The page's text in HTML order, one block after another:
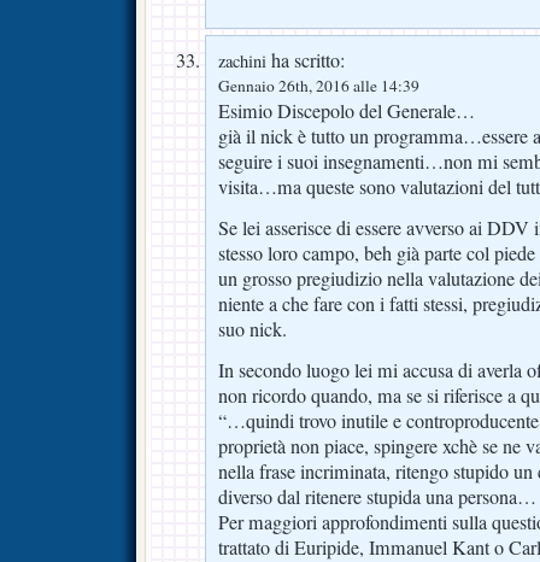
zachini ha scritto:
Gennaio 26th, 2016 alle 14:39
Esimio Discepolo del Generale…
già il nick è tutto un programma…essere
seguire i suoi insegnamenti…non mi
visita…ma queste sono valutazioni del
Se lei asserisce di essere avverso ai
stesso loro campo, beh già parte col
un grosso pregiudizio nella valutazione
niente a che fare con i fatti stessi,
suo nick.
In secondo luogo lei mi accusa di averla
non ricordo quando, ma se si riferisce a
“…quindi trovo inutile e
proprietà non piace, spingere xchè se ne
nella frase incriminata, ritengo stupido
diverso dal ritenere stupida una persona…
Per maggiori approfondimenti sulla
trattato di Euripide, Immanuel Kant o